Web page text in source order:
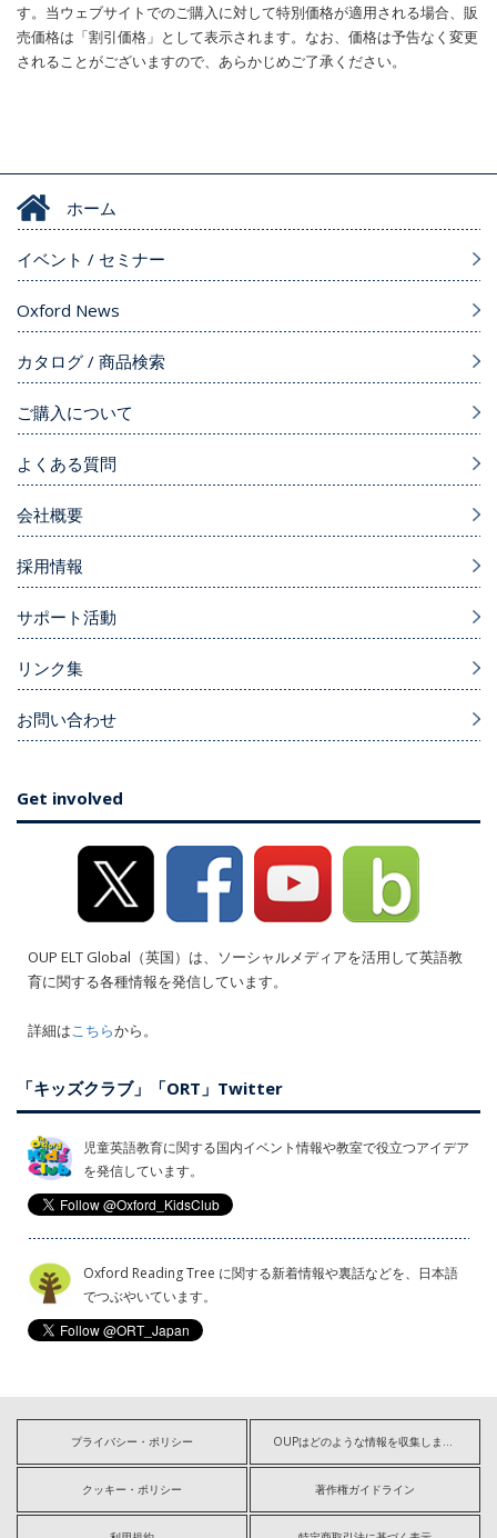
す。当ウェブサイトでのご購入に対して特別価格が適用される場合、販
売価格は「割引価格」として表示されます。なお、価格は予告なく変更
されることがございますので、あらかじめご了承ください。
ホーム
イベント / セミナー
Oxford News
カタログ / 商品検索
ご購入について
よくある質問
会社概要
採用情報
サポート活動
リンク集
お問い合わせ
Get involved
OUP ELT Global（英国）は、ソーシャルメディアを活用して英語教
育に関する各種情報を発信しています。
詳細はこちらから。
「キッズクラブ」「ORT」Twitter
児童英語教育に関する国内イベント情報や教室で役立つアイデア
を発信しています。
Oxford Reading Tree に関する新着情報や裏話などを、日本語
でつぶやいています。
プライバシー・ポリシー OUPはどのような情報を収集しますか?
クッキー・ポリシー 著作権ガイドライン